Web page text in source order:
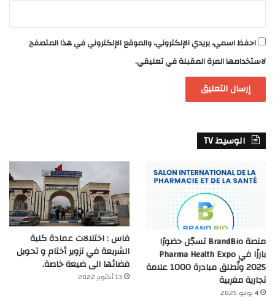
احفظ اسمي، بريدي الإلكتروني، والموقع الإلكتروني في هذا المتصفح
لاستخدامها المرة المقبلة في تعليقي.
الوسيط TV
منصة BrandBio تسجّل حضورًا
بارزًا في Pharma Health Expo
2025 وتُطلق مبادرة 1000 علامة
تجارية مغربية
4 يوليو 2025
فاس : اختلالات عمادة كلية
الشريعة في تزوير أختام و تحويل
فضائها الى ضيعة خاصة.
13 أكتوبر 2022